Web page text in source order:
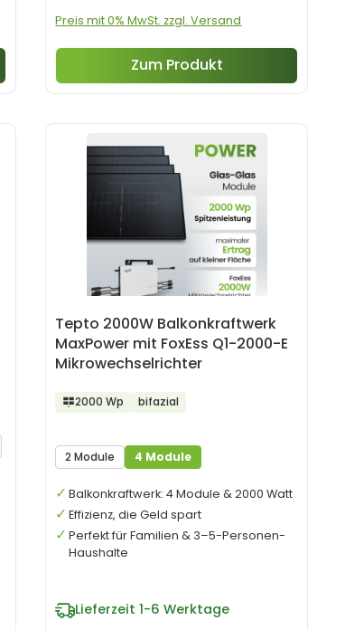
Preis mit 0% MwSt. zzgl. Versand
Zum Produkt
Tepto 2000W Balkonkraftwerk
MaxPower mit FoxEss Q1-2000-E
Mikrowechselrichter
2000 Wp bifazial
2 Module 4 Module
Lieferzeit 1-6 Werktage
Balkonkraftwerk: 4 Module & 2000 Watt
Effizienz, die Geld spart
Perfekt für Familien & 3–5-Personen-
Haushalte